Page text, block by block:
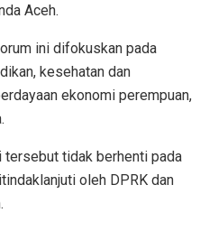
Aceh.
ini difokuskan pada
kesehatan dan
ekonomi perempuan,
tersebut tidak berhenti pada
oleh DPRK dan